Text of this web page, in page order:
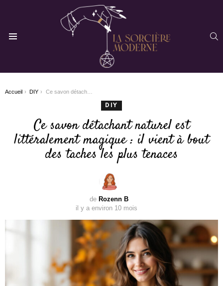
You are here:
Accueil DIY Ce savon détachant naturel est littéralement magique : il vient à bout des taches les plus tenaces
DIY
Ce savon détachant naturel est
littéralement magique : il vient à bout
des taches les plus tenaces
de Rozenn B
il y a environ 10 mois